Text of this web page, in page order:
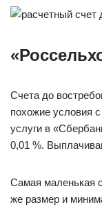
Счета до
похожие условия
услуги в
0,01 %.
Самая маленькая
же размер и